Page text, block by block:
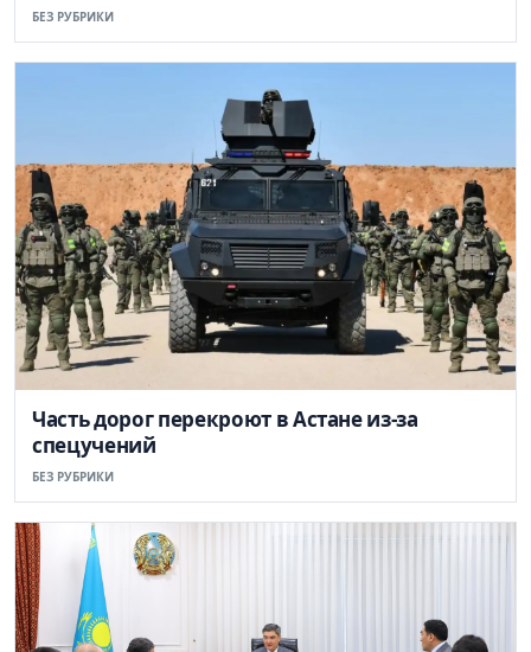
БЕЗ РУБРИКИ
Часть дорог перекроют в Астане из-за
спецучений
БЕЗ РУБРИКИ